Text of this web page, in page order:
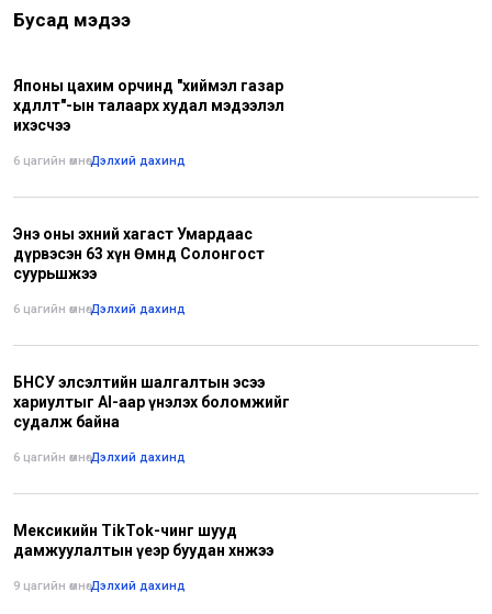
Бусад мэдээ
Японы цахим орчинд "хиймэл газар
хөдлөлт"-ын талаарх худал мэдээлэл
ихэсчээ
6 цагийн өмнө•Дэлхий дахинд
Энэ оны эхний хагаст Умардаас
дүрвэсэн 63 хүн Өмнөд Солонгост
суурьшжээ
6 цагийн өмнө•Дэлхий дахинд
БНСУ элсэлтийн шалгалтын эсээ
хариултыг AI-аар үнэлэх боломжийг
судалж байна
6 цагийн өмнө•Дэлхий дахинд
Мексикийн ТikTok-чинг шууд
дамжуулалтын үеэр буудан хөнөөжээ
9 цагийн өмнө•Дэлхий дахинд